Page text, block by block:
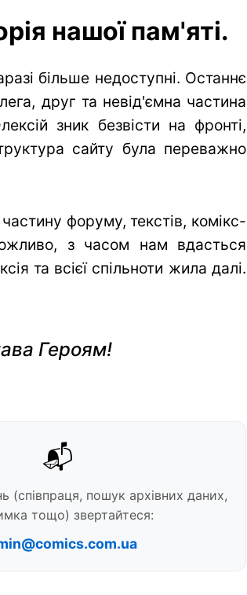
нашої пам'яті.
більше недоступні. Останнє
друг та невід'ємна частина
зник безвісти на фронті,
сайту була переважно
форуму, текстів, комікс-
з часом нам вдасться
та всієї спільноти жила далі.
Героям!
📬
(співпраця, пошук архівних даних,
тощо) звертайтеся: